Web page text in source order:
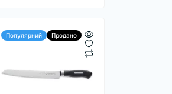
Популярний Продано